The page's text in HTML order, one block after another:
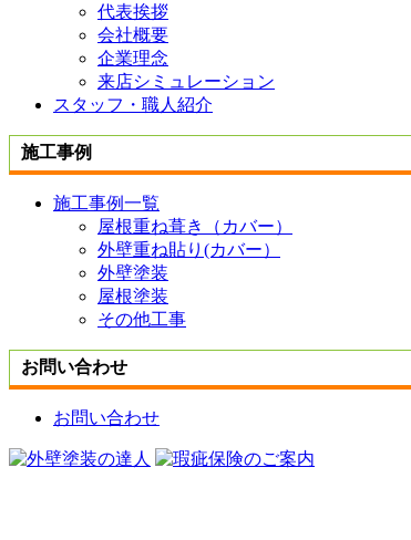
代表挨拶
会社概要
企業理念
来店シミュレーション
スタッフ・職人紹介
施工事例
施工事例一覧
屋根重ね葺き（カバー）
外壁重ね貼り(カバー）
外壁塗装
屋根塗装
その他工事
お問い合わせ
お問い合わせ